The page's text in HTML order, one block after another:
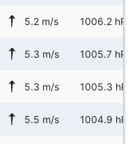
5.2 m/s 1006.2 hPa
5.3 m/s 1005.7 hPa
5.3 m/s 1005.3 hPa
5.5 m/s 1004.9 hPa